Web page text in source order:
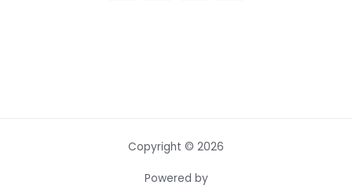
Copyright © 2026
Powered by